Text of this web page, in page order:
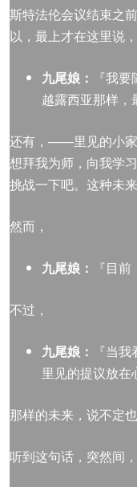
斯特法伦会议结束之
以，最上才在这里说，
九尾娘：
『我
越露西亚那样，
还有，——里见的小家
想拜我为师，向我学
挑战一下吧。这种未
然而，
九尾娘： 『目
不过，
九尾娘：
『当
里见的提议放在
那样的未来，说不定
听到这句话，突然间